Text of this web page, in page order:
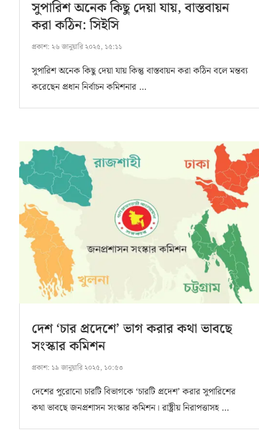
সুপারিশ অনেক কিছু দেয়া যায়, বাস্তবায়ন
করা কঠিন: সিইসি
প্রকাশ: ২৬ জানুয়ারি ২০২৫, ১৫:১১
সুপারিশ অনেক কিছু দেয়া যায় কিন্তু বাস্তবায়ন করা কঠিন বলে মন্তব্য
করেছেন প্রধান নির্বাচন কমিশনার …
দেশ ‘চার প্রদেশে’ ভাগ করার কথা ভাবছে
সংস্কার কমিশন
প্রকাশ: ১৯ জানুয়ারি ২০২৫, ১০:৫৩
দেশের পুরোনো চারটি বিভাগকে ‘চারটি প্রদেশ’ করার সুপারিশের
কথা ভাবছে জনপ্রশাসন সংস্কার কমিশন। রাষ্ট্রীয় নিরাপত্তাসহ …